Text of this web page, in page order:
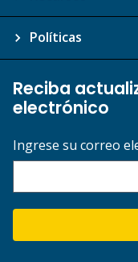
Políticas
Reciba
electrónico
Ingrese su correo